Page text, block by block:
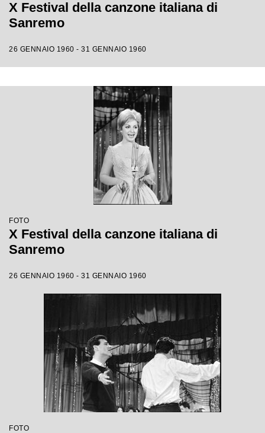
X Festival della canzone italiana di
Sanremo
26 GENNAIO 1960 - 31 GENNAIO 1960
FOTO
X Festival della canzone italiana di
Sanremo
26 GENNAIO 1960 - 31 GENNAIO 1960
FOTO